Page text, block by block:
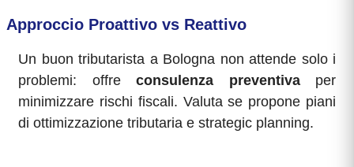
Approccio Proattivo vs Reattivo
Un buon tributarista a Bologna non attende solo i
problemi: offre consulenza preventivaper
minimizzare rischi fiscali. Valuta se propone piani
di ottimizzazione tributaria e strategic planning.